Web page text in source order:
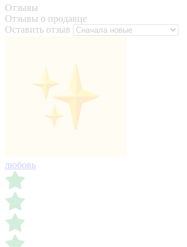
Отзывы
Отзывы о продавце
Оставить отзыв
любовь